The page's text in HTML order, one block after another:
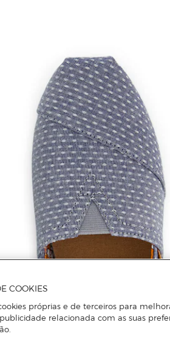
COOKIES
próprias e de terceiros para
relacionada com as suas